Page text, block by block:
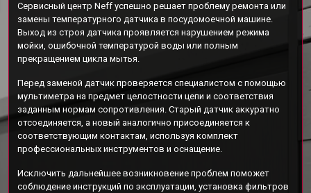
Сервисный центр Neff успешно решает проблему ремонта или
замены температурного датчика в посудомоечной машине.
Выход из строя датчика проявляется нарушением режима
мойки, ошибочной температурой воды или полным
прекращением цикла мытья.
Перед заменой датчик проверяется специалистом с помощью
мультиметра на предмет целостности цепи и соответствия
заданным нормам сопротивления. Старый датчик аккуратно
отсоединяется, а новый аналогично присоединяется к
соответствующим контактам, используя комплект
профессиональных инструментов и оснащение.
Исключить дальнейшее возникновение проблем поможет
соблюдение инструкций по эксплуатации, установка фильтров